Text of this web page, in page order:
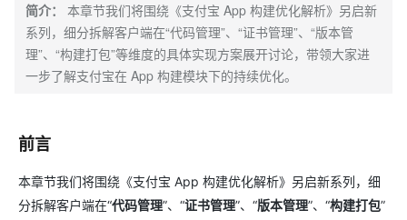
简介：
本章节我们将围绕《支付宝 App 构建优化解析》另启新
系列，细分拆解客户端在“代码管理”、“证书管理”、“版本管
理”、“构建打包”等维度的具体实现方案展开讨论，带领大家进
一步了解支付宝在 App 构建模块下的持续优化。
前言
本章节我们将围绕《支付宝 App 构建优化解析》另启新系列，细
分拆解客户端在“代码管理”、“证书管理”、“版本管理”、“构建打包”